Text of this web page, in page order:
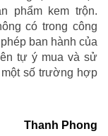
phẩm kem trộn.
có trong công
ban hành của
tự ý mua và sử
số trường hợp
Thanh Phong